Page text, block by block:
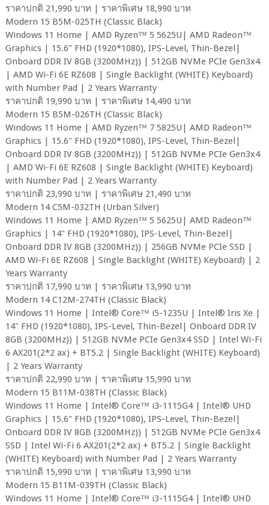
ราคาปกติ 21,990 บาท | ราคาพิเศษ 18,990 บาท
Modern 15 B5M-025TH (Classic Black)
Windows 11 Home | AMD Ryzen™ 5 5625U| AMD Radeon™
Graphics | 15.6" FHD (1920*1080), IPS-Level, Thin-Bezel|
Onboard DDR IV 8GB (3200MHz)) | 512GB NVMe PCIe Gen3x4
| AMD Wi-Fi 6E RZ608 | Single Backlight (WHITE) Keyboard)
with Number Pad | 2 Years Warranty
ราคาปกติ 19,990 บาท | ราคาพิเศษ 14,490 บาท
Modern 15 B5M-026TH (Classic Black)
Windows 11 Home | AMD Ryzen™ 7 5825U| AMD Radeon™
Graphics | 15.6" FHD (1920*1080), IPS-Level, Thin-Bezel|
Onboard DDR IV 8GB (3200MHz)) | 512GB NVMe PCIe Gen3x4
| AMD Wi-Fi 6E RZ608 | Single Backlight (WHITE) Keyboard)
with Number Pad | 2 Years Warranty
ราคาปกติ 23,990 บาท | ราคาพิเศษ 21,490 บาท
Modern 14 C5M-032TH (Urban Silver)
Windows 11 Home | AMD Ryzen™ 5 5625U| AMD Radeon™
Graphics | 14" FHD (1920*1080), IPS-Level, Thin-Bezel|
Onboard DDR IV 8GB (3200MHz)) | 256GB NVMe PCIe SSD |
AMD Wi-Fi 6E RZ608 | Single Backlight (WHITE) Keyboard) | 2
Years Warranty
ราคาปกติ 17,990 บาท | ราคาพิเศษ 13,990 บาท
Modern 14 C12M-274TH (Classic Black)
Windows 11 Home | Intel® Core™ i5-1235U | Intel® Iris Xe |
14" FHD (1920*1080), IPS-Level, Thin-Bezel| Onboard DDR IV
8GB (3200MHz)) | 512GB NVMe PCIe Gen3x4 SSD | Intel Wi-Fi
6 AX201(2*2 ax) + BT5.2 | Single Backlight (WHITE) Keyboard)
| 2 Years Warranty
ราคาปกติ 22,990 บาท | ราคาพิเศษ 15,990 บาท
Modern 15 B11M-038TH (Classic Black)
Windows 11 Home | Intel® Core™ i3-1115G4 | Intel® UHD
Graphics | 15.6" FHD (1920*1080), IPS-Level, Thin-Bezel|
Onboard DDR IV 8GB (3200MHz)) | 512GB NVMe PCIe Gen3x4
SSD | Intel Wi-Fi 6 AX201(2*2 ax) + BT5.2 | Single Backlight
(WHITE) Keyboard) with Number Pad | 2 Years Warranty
ราคาปกติ 15,990 บาท | ราคาพิเศษ 13,990 บาท
Modern 15 B11M-039TH (Classic Black)
Windows 11 Home | Intel® Core™ i3-1115G4 | Intel® UHD